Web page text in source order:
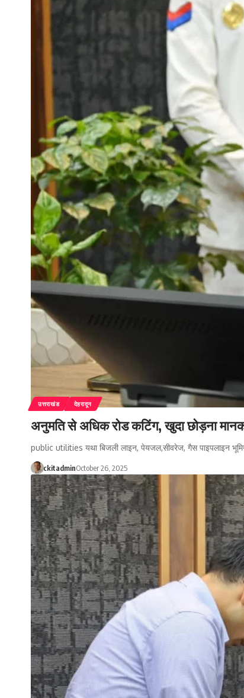
उत्तराखंड देहरादून
अनुमति से अधिक रोड कटिंग, खुदा छोड़ना
public utilities यथा बिजली लाइन, पेयजल,सीवरेज, गैस पाइपलाइन
ckitadminOctober 26, 2025